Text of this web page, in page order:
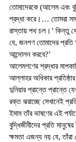
তোমাদেরকে (আলেম এবং
শ্রদ্ধা করে।… তোমরা
রাস্তায় পথ চল।’ কিন্তু
যে, জনগণ তোমাদের প্রতি
আন্দোলন করবে?’
আলেমগণের শ্রদ্ধার
আল্লাহর অধিকার
দুনিয়ার প্রান্তে প্রান্তে
রক্ত ঝরাচ্ছে সেখানেই
ইমাম তাঁর ভাষণের এই
বুদ্ধিজীবীদের প্রতি
ক্ষমতা এজন্য নয় যে, তাঁরা